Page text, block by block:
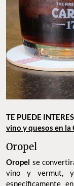
TE PUEDE
vino y quesos en la
Oropel
Oropel se
vino y vermut,
específicamente